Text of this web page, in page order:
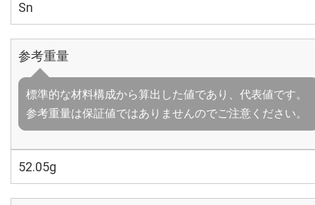
Sn
参考重量
標準的な材料構成から算出した値であり、代表値です。
参考重量は保証値ではありませんのでご注意ください。
52.05g